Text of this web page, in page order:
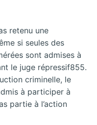
retenu une
si seules des
sont admises à
le juge répressif855.
criminelle, le
à participer à
partie à l’action